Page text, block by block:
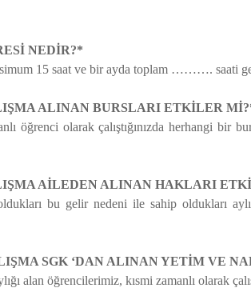
NEDİR?*
15 saat ve bir ayda toplam ………. saati
ALINAN BURSLARI ETKİLER
öğrenci olarak çalıştığınızda herhangi bir
AİLEDEN ALINAN HAKLARI
bu gelir nedeni ile sahip oldukları
SGK ‘DAN ALINAN YETİM VE
alan öğrencilerimiz, kısmi zamanlı olarak